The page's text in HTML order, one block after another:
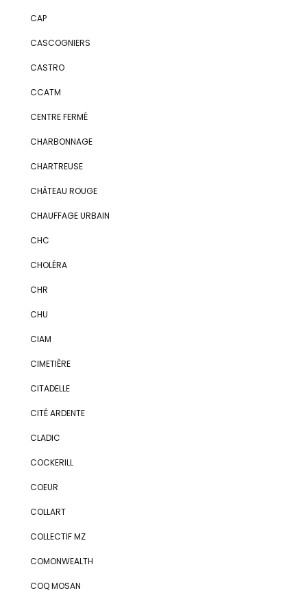
CAP
CASCOGNIERS
CASTRO
CCATM
CENTRE FERMÉ
CHARBONNAGE
CHARTREUSE
CHÂTEAU ROUGE
CHAUFFAGE URBAIN
CHC
CHOLÉRA
CHR
CHU
CIAM
CIMETIÈRE
CITADELLE
CITÉ ARDENTE
CLADIC
COCKERILL
COEUR
COLLART
COLLECTIF MZ
COMONWEALTH
COQ MOSAN